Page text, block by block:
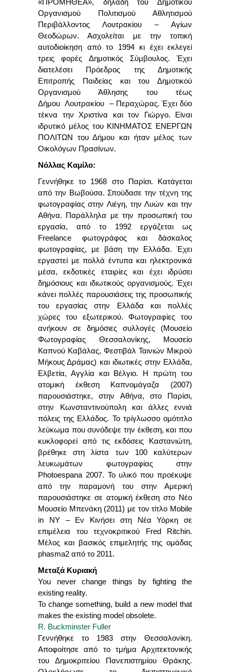
«ΠΡΟΜΗΘΕΑ», δηλαδή του Δημοτικού
Οργανισμού Πολιτισμού Αθλητισμού
Περιβάλλοντος Λουτρακίου – Αγίων
Θεοδώρων. Ασχολείται με την τοπική
αυτοδιοίκηση από το 1994 κι έχει εκλεγεί
τρεις φορές Δημοτικός Σύμβουλος. Έχει
διατελέσει Πρόεδρος της Δημοτικής
Επιτροπής Παιδείας και του Δημοτικού
Οργανισμού Άθλησης του τέως
Δήμου Λουτρακίου – Περαχώρας. Έχει δύο
τέκνα την Χριστίνα και τον Γιώργο. Είναι
ιδρυτικό μέλος του ΚΙΝΗΜΑΤΟΣ ΕΝΕΡΓΩΝ
ΠΟΛΙΤΩΝ του Δήμου και ήταν μέλος των
Οικολόγων Πρασίνων.
Νόλλας Καμίλο:
Γεννήθηκε το 1968 στο Παρίσι. Κατάγεται
από την Βωβούσα. Σπούδασε την τέχνη της
φωτογραφίας στην Λιέγη, την Λυών και την
Αθήνα. Παράλληλα με την προσωπική του
εργασία, από το 1992 εργάζεται ως
Freelance φωτογράφος και δάσκαλος
φωτογραφίας, με βάση την Ελλάδα. Έχει
εργαστεί με πολλά έντυπα και ηλεκτρονικά
μέσα, εκδοτικές εταιρίες και έχει ιδρύσει
δημόσιους και ιδιωτικούς οργανισμούς. Έχει
κάνει πολλές παρουσιάσεις της προσωπικής
του εργασίας στην Ελλάδα και πολλές
χώρες του εξωτερικού. Φωτογραφίες του
ανήκουν σε δημόσιες συλλογές (Μουσείο
Φωτογραφίας Θεσσαλονίκης, Μουσείο
Καπνού Καβάλας, Φεστιβάλ Ταινιών Μικρού
Μήκους Δράμας) και ιδιωτικές στην Ελλάδα,
Ελβετία, Αγγλία και Βέλγιο. Η πρώτη του
ατομική έκθεση Καπνομάγαζα (2007)
παρουσιάστηκε, στην Αθήνα, στο Παρίσι,
στην Κωνσταντινούπολη και άλλες εννιά
πόλεις της Ελλάδος. Το τρίγλωσσο ομότιτλο
λεύκωμα που συνόδεψε την έκθεση, και που
κυκλοφορεί από τις εκδόσεις Καστανιώτη,
βρέθηκε στη λίστα των 100 καλύτερων
λευκωμάτων φωτογραφίας στην
Photoespana 2007. Το υλικό που προέκυψε
από την παραμονή του στην Αμερική
παρουσιάστηκε σε ατομική έκθεση στο Νέο
Μουσείο Μπενάκη (2011) με τον τίτλο Mobile
in NY – Εν Κινήσει στη Νέα Υόρκη σε
επιμέλεια του τεχνοκριτικού Fred Ritchin.
Μέλος και βασικός επιμελητής της ομάδας
phasma2 από το 2011.
Μεταξά Κυριακή
You never change things by fighting the
existing reality.
To change something, build a new model that
makes the existing model obsolete.
R. Buckminster Fuller
Γεννήθηκε το 1983 στην Θεσσαλονίκη.
Αποφοίτησε από το τμήμα Αρχιτεκτονικής
του Δημοκριτείου Πανεπιστημίου Θράκης.